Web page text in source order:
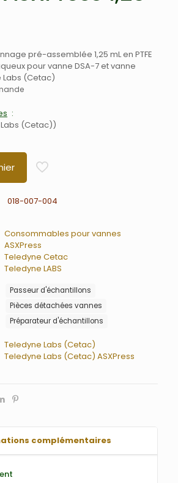
pré-assemblée 1,25 mL en PTFE
pour vanne DSA-7 et vanne
Labs (Cetac)
(Cetac)
018-007-004
Consommables pour vannes
ASXPress
Teledyne Cetac
Teledyne LABS
Passeur d'échantillons
Pièces détachées vannes
Préparateur d'échantillons
Teledyne Labs (Cetac)
Teledyne Labs (Cetac) ASXPress
complémentaires